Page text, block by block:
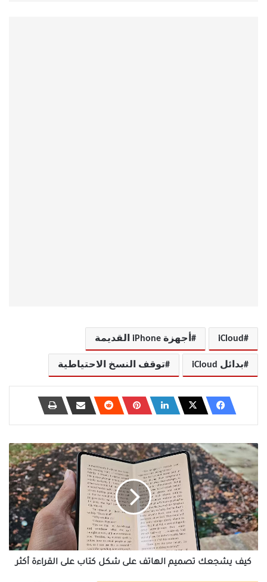
iCloud أجهزة iPhone القديمة
بدائل iCloud توقف النسخ الاحتياطية
كيف
يشجعك
تصميم
الهاتف
على
شكل
كتاب
على
القراءة
أكثركيف يشجعك تصميم الهاتف على شكل كتاب على القراءة أكثر